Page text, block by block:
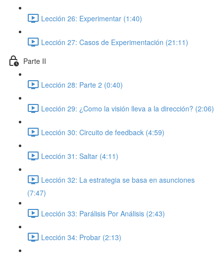
Lección 26: Experimentar (1:40)
Lección 27: Casos de Experimentación (21:11)
Parte II
Lección 28: Parte 2 (0:40)
Lección 29: ¿Como la visión lleva a la dirección? (2:06)
Lección 30: Circuito de feedback (4:59)
Lección 31: Saltar (4:11)
Lección 32: La estrategia se basa en asunciones
(7:47)
Lección 33: Parálisis Por Análisis (2:43)
Lección 34: Probar (2:13)